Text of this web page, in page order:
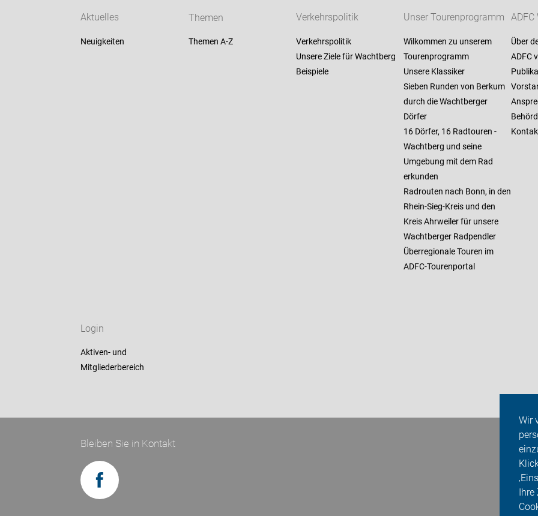
Wir
Ihre
Aktuelles
Neuigkeiten
Themen
Themen A-Z
Verkehrspolitik
Verkehrspolitik
Unsere Ziele für Wachtberg
Beispiele
Unser Tourenprogramm
Wilkommen zu unserem
Tourenprogramm
Unsere Klassiker
Sieben Runden von Berkum
durch die Wachtberger
Dörfer
16 Dörfer, 16 Radtouren -
Wachtberg und seine
Umgebung mit dem Rad
erkunden
Radrouten nach Bonn, in den
Rhein-Sieg-Kreis und den
Kreis Ahrweiler für unsere
Wachtberger Radpendler
Überregionale Touren im
ADFC-Tourenportal
Über
ADFC
Login
Aktiven- und
Mitgliederbereich
Bleiben Sie in Kontakt